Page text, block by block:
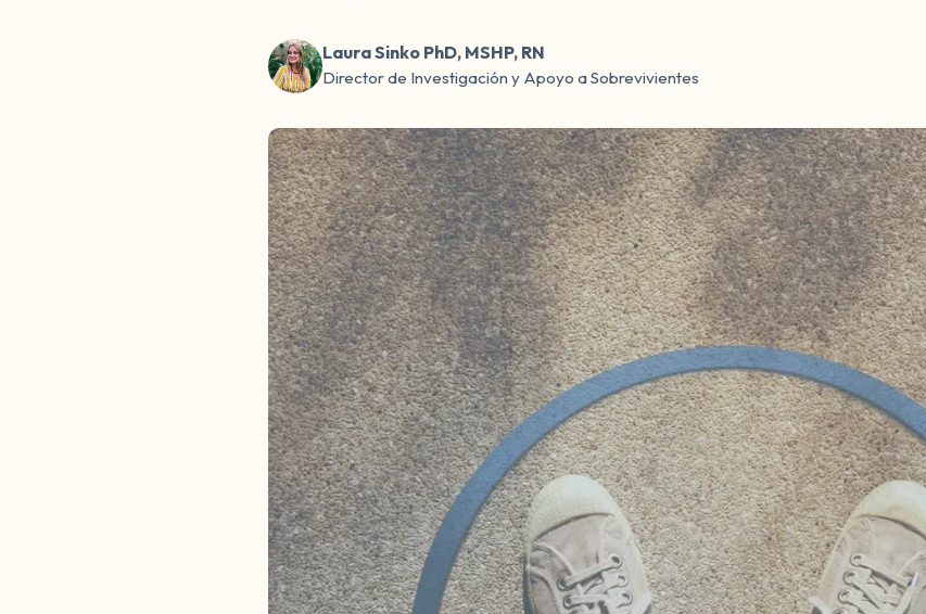
Laura Sinko PhD, MSHP, RN
Director de Investigación y Apoyo a Sobrevivientes